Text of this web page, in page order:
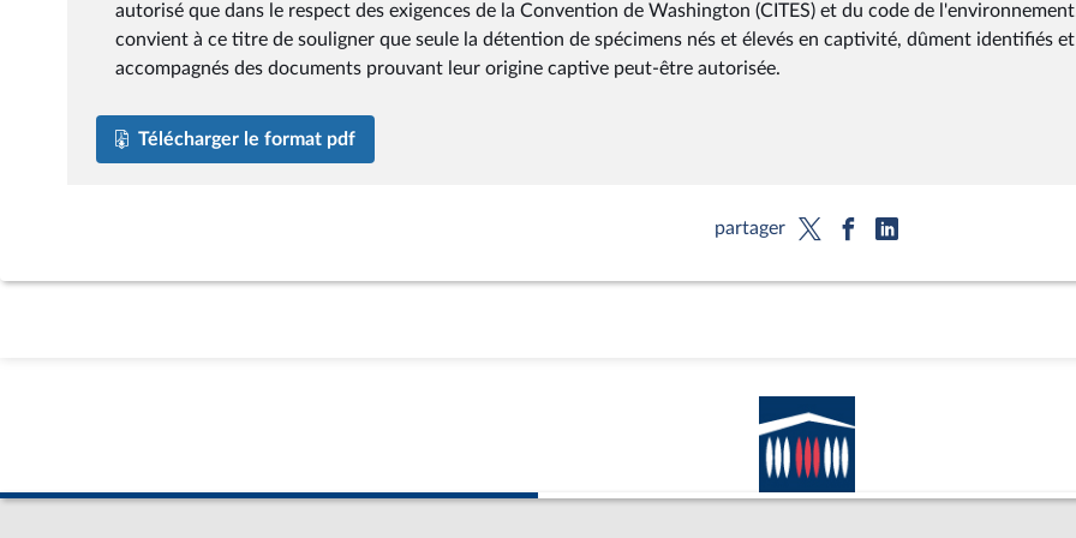
autorisé que dans le respect des exigences de la Convention de Washington (CITES) et du code de
convient à ce titre de souligner que seule la détention de spécimens nés et élevés en captivité, dûment identifiés et
accompagnés des documents prouvant leur origine captive peut-être autorisée.
Télécharger le format pdf
partager